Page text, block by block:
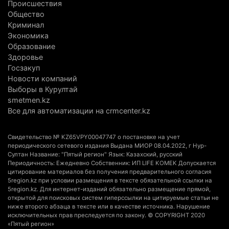
Алматинской области, судят спустя год после
трагедии
5 августа 2026 г. 09:17
В Алматинской области запустят производство
катеров для Formula-1 H2O и откроют академию
пилотов
5 августа 2026 г. 08:29
В Alatau City Authority назначили нового
4 августа 2026 г. 20:22 110
Партия «Әділет» предложила превратить
университеты в центры технологий и новых
рабочих мест
4 августа 2026 г. 15:11 181
Происшествия
Общество
Криминал
Экономика
Образование
Здоровье
Госзакуп
Новости компаний
Выборы в Курултай
smetmen.kz
Все для автоматизации на crmcenter.kz
Свидетельство № KZ65VPY00047747 о постановке на учет
периодического сетевого издания Выдана МИОР 08.04.2022, г Нур-
Султан Название: "Пятый регион" Язык: Казахский, русский
Периодичность: Ежедневно Собственник: ИП LIFE KOMEK Допускается
цитирование материалов без получения предварительного согласия
5region.kz при условии размещения в тексте обязательной ссылки на
5region.kz. Для интернет-изданий обязательно размещение прямой,
открытой для поисковых систем гиперссылки на цитируемые статьи не
ниже второго абзаца в тексте или в качестве источника. Нарушение
исключительных прав преследуется по закону. © COPYRIGHT 2020
«Пятый регион»